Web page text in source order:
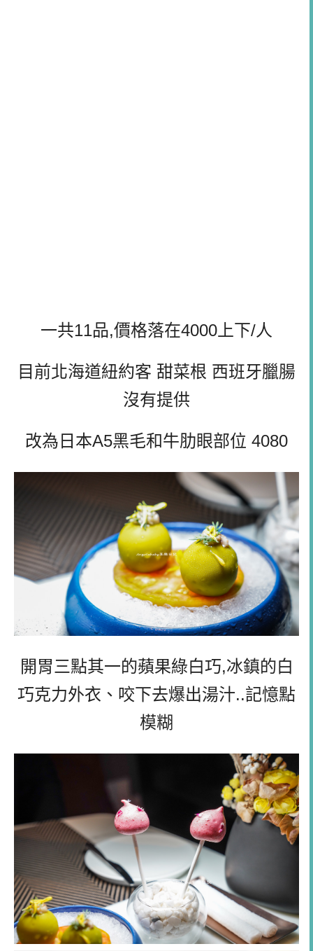
一共11品,價格落在4000上下/人
目前北海道紐約客 甜菜根 西班牙臘腸
沒有提供
改為日本A5黑毛和牛肋眼部位 4080
開胃三點其一的蘋果綠白巧,冰鎮的白
巧克力外衣、 咬下去爆出湯汁..記憶點
模糊